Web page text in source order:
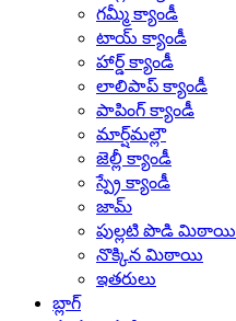
గమ్మీ క్యాండీ
టాయ్ క్యాండీ
హార్డ్ క్యాండీ
లాలిపాప్ క్యాండీ
పాపింగ్ క్యాండీ
మార్ష్‌మల్లౌ
జెల్లీ క్యాండీ
స్ప్రే క్యాండీ
జామ్
పుల్లటి పొడి మిఠాయి
నొక్కిన మిఠాయి
ఇతరులు
బ్లాగ్